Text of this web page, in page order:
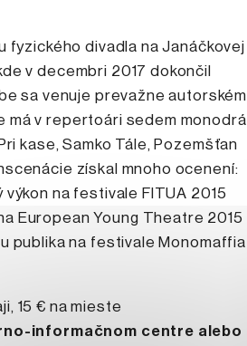
fyzického divadla na Janáčkovej
v decembri 2017 dokončil
sa venuje prevažne
má v repertoári sedem
kase, Samko Tále, Pozemšťan
získal mnoho ocenení:
na festivale FITUA 2015
European Young Theatre 2015
publika na festivale Monomaffia
15 € na mieste
informačnom centre alebo